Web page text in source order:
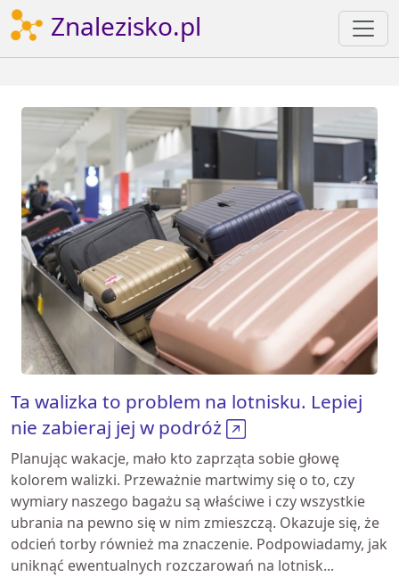
Znalezisko.pl
Ta walizka to problem na lotnisku. Lepiej
nie zabieraj jej w podróż
Planując wakacje, mało kto zaprząta sobie głowę
kolorem walizki. Przeważnie martwimy się o to, czy
wymiary naszego bagażu są właściwe i czy wszystkie
ubrania na pewno się w nim zmieszczą. Okazuje się, że
odcień torby również ma znaczenie. Podpowiadamy, jak
uniknąć ewentualnych rozczarowań na lotnisk...